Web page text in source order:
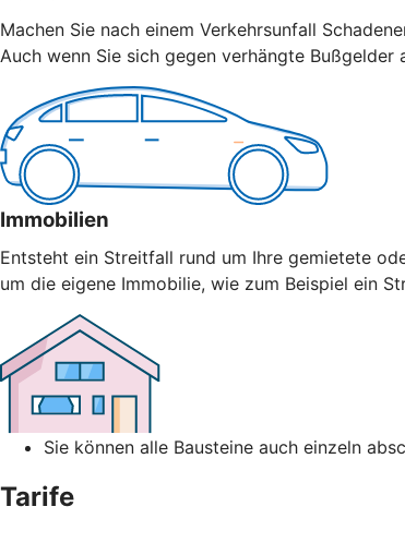
Machen Sie nach einem Verkehrsunfall
Auch wenn Sie sich gegen verhängte
Immobilien
Entsteht ein Streitfall rund um Ihre gemietete
um die eigene Immobilie, wie zum Beispiel ein
Sie können alle Bausteine auch einzeln
Tarife